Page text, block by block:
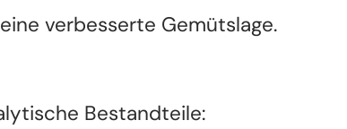
verbesserte Gemütslage.
Bestandteile: